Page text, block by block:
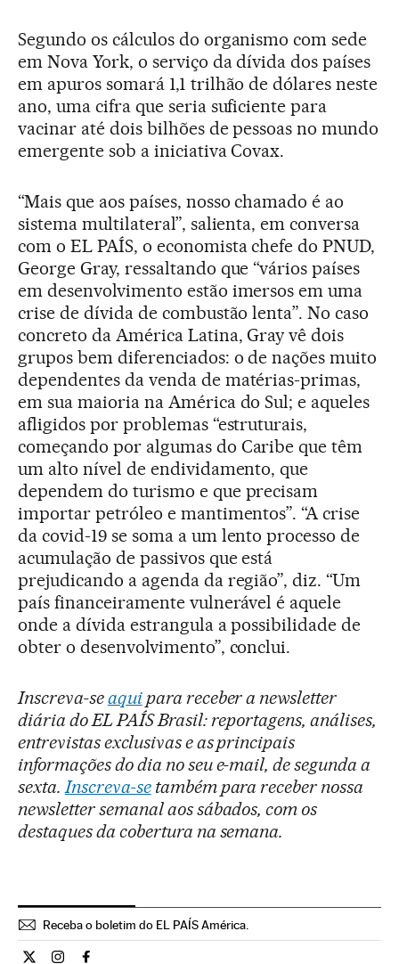
Segundo os cálculos do organismo com sede
em Nova York, o serviço da dívida dos países
em apuros somará 1,1 trilhão de dólares neste
ano, uma cifra que seria suficiente para
vacinar até dois bilhões de pessoas no mundo
emergente sob a iniciativa Covax.
“Mais que aos países, nosso chamado é ao
sistema multilateral”, salienta, em conversa
com o EL PAÍS, o economista chefe do PNUD,
George Gray, ressaltando que “vários países
em desenvolvimento estão imersos em uma
crise de dívida de combustão lenta”. No caso
concreto da América Latina, Gray vê dois
grupos bem diferenciados: o de nações muito
dependentes da venda de matérias-primas,
em sua maioria na América do Sul; e aqueles
afligidos por problemas “estruturais,
começando por algumas do Caribe que têm
um alto nível de endividamento, que
dependem do turismo e que precisam
importar petróleo e mantimentos”. “A crise
da covid-19 se soma a um lento processo de
acumulação de passivos que está
prejudicando a agenda da região”, diz. “Um
país financeiramente vulnerável é aquele
onde a dívida estrangula a possibilidade de
obter o desenvolvimento”, conclui.
Inscreva-seaquipara receber a newsletter
diária do EL PAÍS Brasil: reportagens, análises,
entrevistas exclusivas e as principais
informações do dia no seu e-mail, de segunda a
sexta. Inscreva-setambém para receber nossa
newsletter semanal aos sábados, com os
destaques da cobertura na semana.
Receba o boletim do EL PAÍS América.